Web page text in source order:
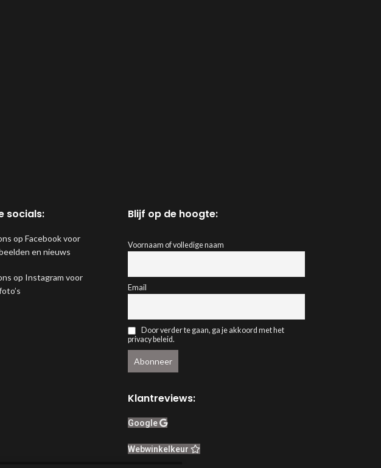
socials:
op Facebook voor
en nieuws
op Instagram voor
Blijf op de hoogte:
Voornaam of volledige naam
Email
Door verder te gaan, ga je akkoord met het
privacy beleid.
Klantreviews:
Google
Webwinkelkeur